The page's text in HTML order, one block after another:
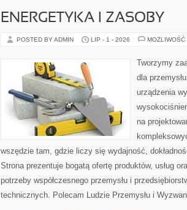
ENERGETYKA I ZASOBY
POSTED BY ADMIN LIP - 1 - 2026 MOŻLIWOŚĆ
Tworzymy
dla
urządzenia
na
wszędzie tam, gdzie liczy się wydajność,
Strona prezentuje bogatą ofertę produktów, usług
potrzeby współczesnego przemysłu i
technicznych. Polecam Ludzie Przemysłu i